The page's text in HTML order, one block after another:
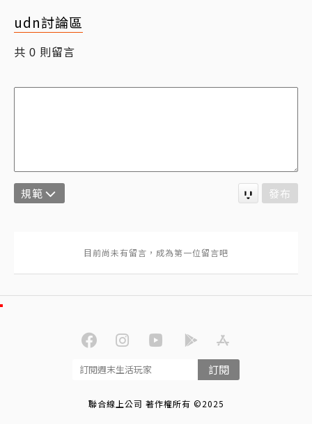
udn討論區
共 0 則留言
規範 發布
訂閱
聯合線上公司 著作權所有 ©2025